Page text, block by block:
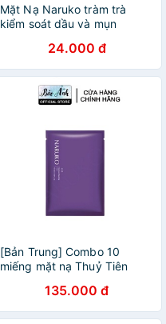
Mặt Nạ Naruko tràm trà
kiểm soát dầu và mụn
24.000 đ
[Bản Trung] Combo 10
miếng mặt nạ Thuỷ Tiên
135.000 đ